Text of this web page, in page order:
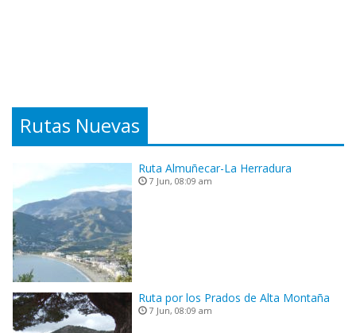
Rutas Nuevas
Ruta Almuñecar-La Herradura
7 Jun, 08:09 am
Ruta por los Prados de Alta Montaña
7 Jun, 08:09 am